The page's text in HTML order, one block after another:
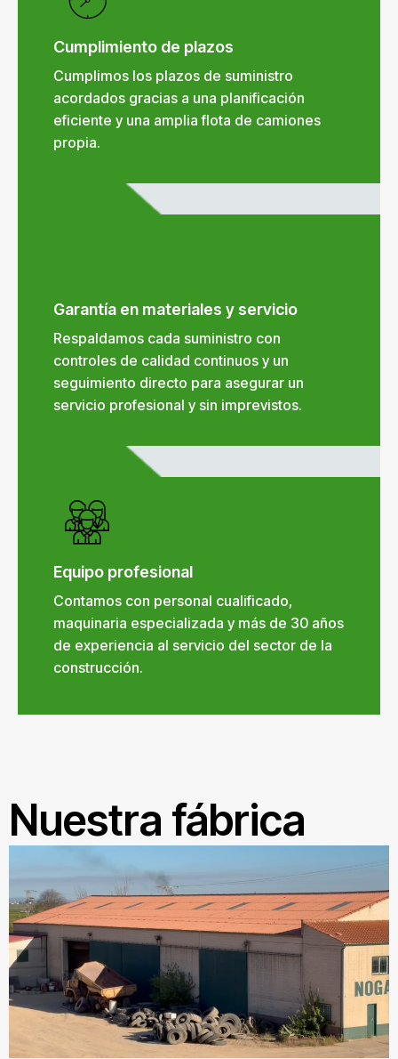
Cumplimiento de plazos
Cumplimos los plazos de suministro
acordados gracias a una planificación
eficiente y una amplia flota de camiones
propia.
Garantía en materiales y servicio
Respaldamos cada suministro con
controles de calidad continuos y un
seguimiento directo para asegurar un
servicio profesional y sin imprevistos.
Equipo profesional
Contamos con personal cualificado,
maquinaria especializada y más de 30 años
de experiencia al servicio del sector de la
construcción.
Nuestra fábrica